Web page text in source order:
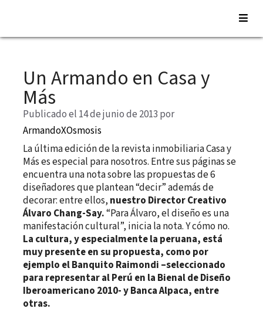
Saltar
contenidoUn Armando en Casa y
Más
Publicado el 14 de junio de 2013 por
ArmandoXOsmosis
La última edición de la revista inmobiliaria Casa y
Más es especial para nosotros. Entre sus páginas se
encuentra una nota sobre las propuestas de 6
diseñadores que plantean “decir” además de
decorar: entre ellos, nuestro Director Creativo
Álvaro Chang-Say.“Para Álvaro, el diseño es una
manifestación cultural”, inicia la nota. Y cómo no.
La cultura, y especialmente la peruana, está
muy presente en su propuesta, como por
ejemplo el Banquito Raimondi –seleccionado
para representar al Perú en la Bienal de Diseño
Iberoamericano 2010- y Banca Alpaca, entre
otras.